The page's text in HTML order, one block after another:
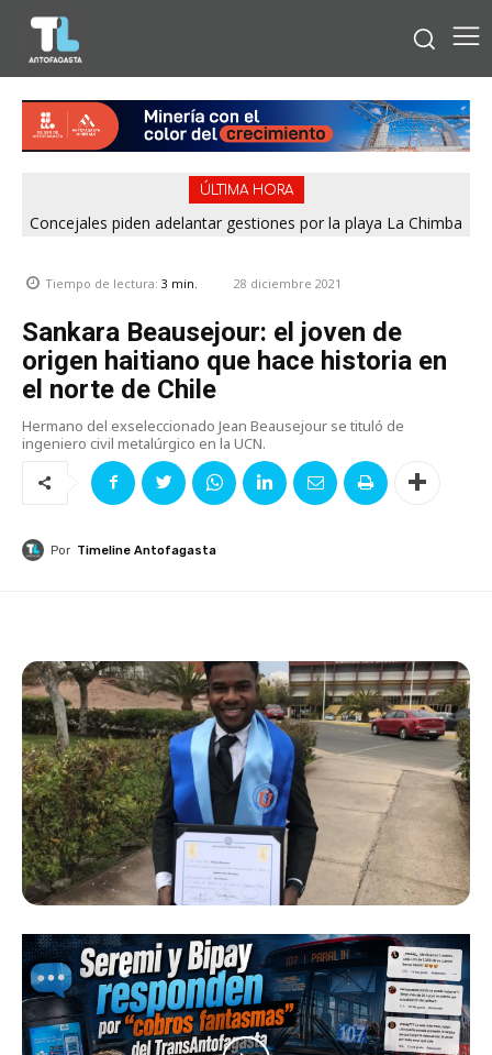
ÚLTIMA HORA
Concejales piden adelantar gestiones por la playa La Chimba
Tiempo de lectura: 3 min. 28 diciembre 2021
Sankara Beausejour: el joven de
origen haitiano que hace historia en
el norte de Chile
Hermano del exseleccionado Jean Beausejour se tituló de
ingeniero civil metalúrgico en la UCN.
Por Timeline Antofagasta